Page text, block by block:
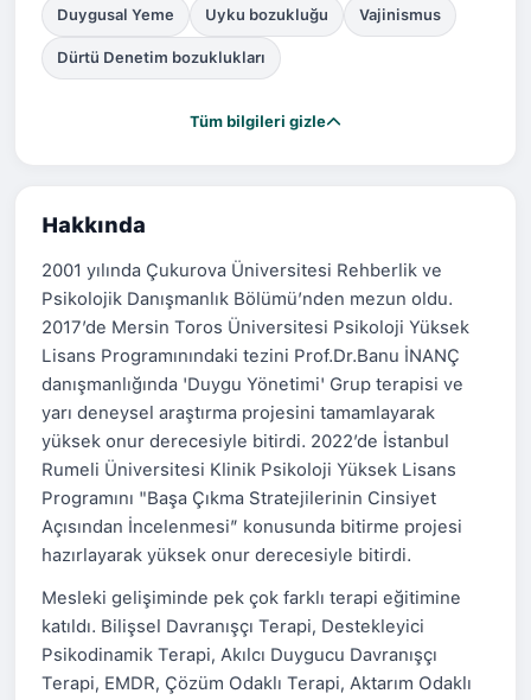
Duygusal Yeme Uyku bozukluğu Vajinismus
Dürtü Denetim bozuklukları
Tüm bilgileri gizle
Hakkında
2001 yılında Çukurova Üniversitesi Rehberlik ve
Psikolojik Danışmanlık Bölümü’nden mezun oldu.
2017’de Mersin Toros Üniversitesi Psikoloji Yüksek
Lisans Programınındaki tezini Prof.Dr.Banu İNANÇ
danışmanlığında 'Duygu Yönetimi' Grup terapisi ve
yarı deneysel araştırma projesini tamamlayarak
yüksek onur derecesiyle bitirdi. 2022’de İstanbul
Rumeli Üniversitesi Klinik Psikoloji Yüksek Lisans
Programını "Başa Çıkma Stratejilerinin Cinsiyet
Açısından İncelenmesi” konusunda bitirme projesi
hazırlayarak yüksek onur derecesiyle bitirdi.
Mesleki gelişiminde pek çok farklı terapi eğitimine
katıldı. Bilişsel Davranışçı Terapi, Destekleyici
Psikodinamik Terapi, Akılcı Duygucu Davranışçı
Terapi, EMDR, Çözüm Odaklı Terapi, Aktarım Odaklı